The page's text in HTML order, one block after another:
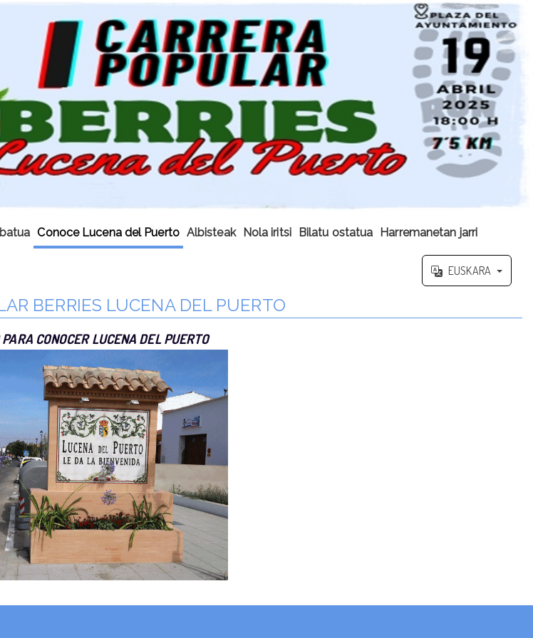
Conoce Lucena del Puerto Albisteak Nola iritsi Bilatu ostatua Harremanetan jarri
EUSKARA
BERRIES LUCENA DEL PUERTO
CONOCER LUCENA DEL PUERTO